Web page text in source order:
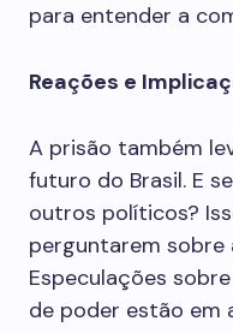
para entender a
Reações e
A prisão também
futuro do Brasil. E
outros políticos?
perguntarem sobre
Especulações
de poder estão em